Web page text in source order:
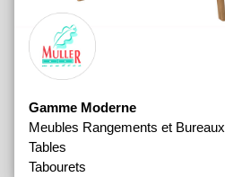
Gamme Moderne
Meubles Rangements et Bureaux
Tables
Tabourets